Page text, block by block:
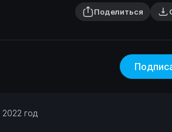
Поделиться
2022 год